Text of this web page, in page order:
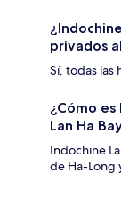
privados
Sí, todas las
¿Cómo
Lan Ha
Indochine
de Ha-Long